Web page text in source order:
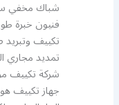
شباك مخفي
فنيون خبرة
تكييف
تمديد مجاري
شركة تكييف
جهاز تكييف